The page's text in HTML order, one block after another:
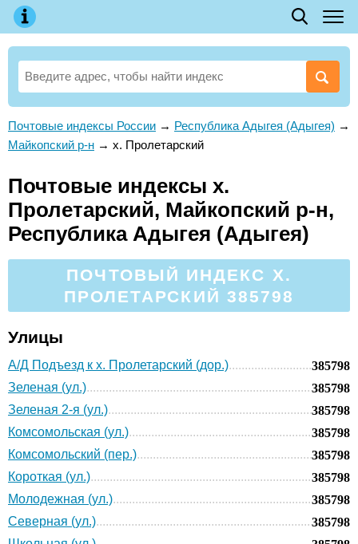
Почтовые индексы России → Республика Адыгея (Адыгея) →
Майкопский р-н → х. Пролетарский
Почтовые индексы х.
Пролетарский, Майкопский р-н,
Республика Адыгея (Адыгея)
ПОЧТОВЫЙ ИНДЕКС Х.
ПРОЛЕТАРСКИЙ 385798
Улицы
А/Д Подъезд к х. Пролетарский (дор.)
385798
Зеленая (ул.)
385798
Зеленая 2-я (ул.)
385798
Комсомольская (ул.)
385798
Комсомольский (пер.)
385798
Короткая (ул.)
385798
Молодежная (ул.)
385798
Северная (ул.)
385798